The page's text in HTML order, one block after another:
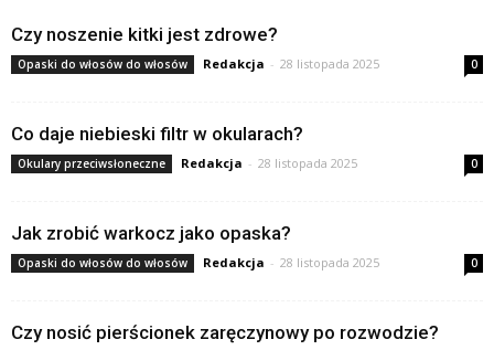
Czy noszenie kitki jest zdrowe?
Opaski do włosów do włosów Redakcja - 28 listopada 2025 0
Co daje niebieski filtr w okularach?
Okulary przeciwsłoneczne Redakcja - 28 listopada 2025 0
Jak zrobić warkocz jako opaska?
Opaski do włosów do włosów Redakcja - 28 listopada 2025 0
Czy nosić pierścionek zaręczynowy po rozwodzie?